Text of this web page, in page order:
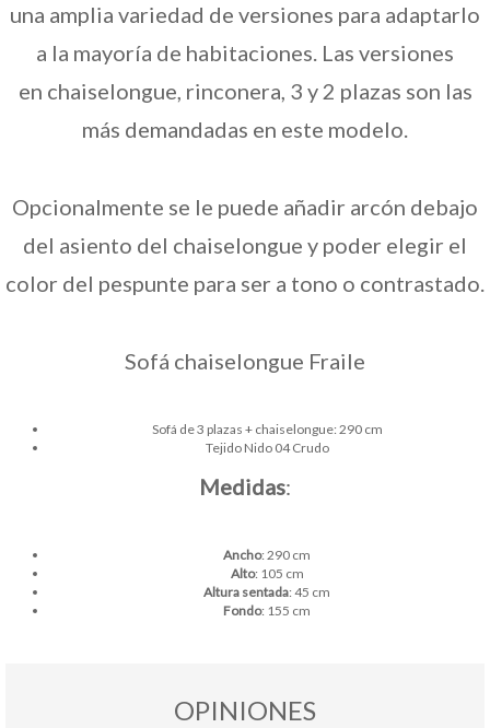
una amplia variedad de versiones para adaptarlo
a la mayoría de habitaciones. Las versiones
en chaiselongue, rinconera, 3 y 2 plazas son las
más demandadas en este modelo.
Opcionalmente se le puede añadir arcón debajo
del asiento del chaiselongue y poder elegir el
color del pespunte para ser a tono o contrastado.
Sofá chaiselongue Fraile
Sofá de 3 plazas + chaiselongue: 290 cm
Tejido Nido 04 Crudo
Medidas:
Ancho: 290 cm
Alto: 105 cm
Altura sentada: 45 cm
Fondo: 155 cm
OPINIONES